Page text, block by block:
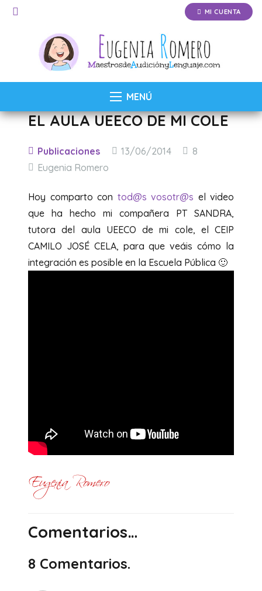
MI CUENTA
MENÚ
EL AULA UEECO DE MI COLE
Publicaciones 13/06/2014 8Comentarios
Eugenia Romero
Hoy comparto con tod@s vosotr@s el video
que ha hecho mi compañera PT SANDRA,
tutora del aula UEECO de mi cole, el CEIP
CAMILO JOSÉ CELA, para que veáis cómo la
integración es posible en la Escuela Pública 🙂
Comentarios…
8 Comentarios.